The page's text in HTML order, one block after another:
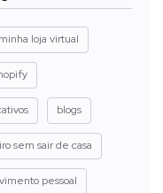
loja virtual
blogs
sem sair de casa
pessoal